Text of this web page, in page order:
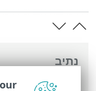
נתיב
העזרה המקוונת של ESET